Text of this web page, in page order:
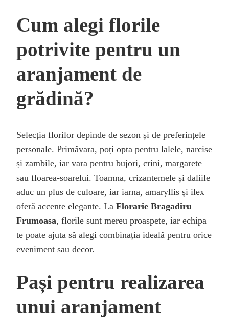
Cum alegi florile
potrivite pentru un
aranjament de
grădină?
Selecția florilor depinde de sezon și de preferințele
personale. Primăvara, poți opta pentru lalele, narcise
și zambile, iar vara pentru bujori, crini, margarete
sau floarea-soarelui. Toamna, crizantemele și daliile
aduc un plus de culoare, iar iarna, amaryllis și ilex
oferă accente elegante. La Florarie Bragadiru
Frumoasa, florile sunt mereu proaspete, iar echipa
te poate ajuta să alegi combinația ideală pentru orice
eveniment sau decor.
Pași pentru realizarea
unui aranjament